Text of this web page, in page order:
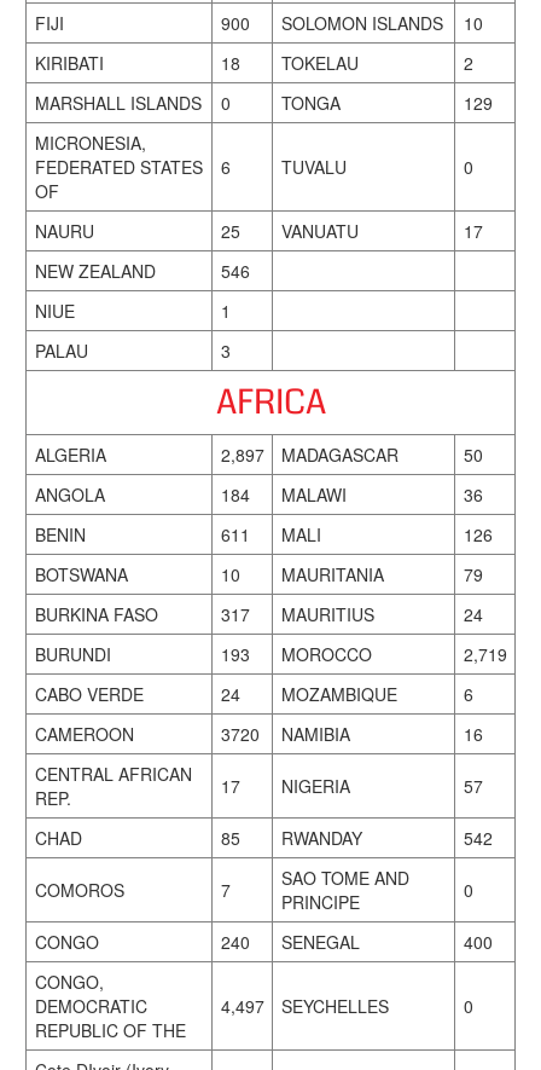
FIJI 900 SOLOMON ISLANDS
10
KIRIBATI
18 TOKELAU
2
MARSHALL ISLANDS
0 TONGA
129
MICRONESIA,
FEDERATED STATES
OF
6 TUVALU 0
NAURU 25 VANUATU
17
NEW ZEALAND
546
NIUE
1
PALAU
3
AFRICA
ALGERIA 2,897 MADAGASCAR
50
ANGOLA
184 MALAWI
36
BENIN
611 MALI
126
BOTSWANA
10 MAURITANIA
79
BURKINA FASO
317 MAURITIUS
24
BURUNDI
193 MOROCCO
2,719
CABO VERDE
24 MOZAMBIQUE
6
CAMEROON
3720 NAMIBIA
16
CENTRAL AFRICAN
REP.
17 NIGERIA 57
CHAD 85 RWANDAY 542
COMOROS 7
SAO TOME AND
PRINCIPE
0
CONGO 240 SENEGAL
400
CONGO,
DEMOCRATIC
REPUBLIC OF THE
4,497 SEYCHELLES 0